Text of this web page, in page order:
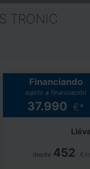
TRONIC
Financiando
sujeto a financiación
37.990 €*
desde 452 €/